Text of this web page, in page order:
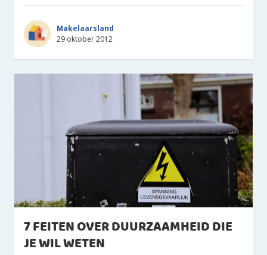
Makelaarsland
29 oktober 2012
7 FEITEN OVER DUURZAAMHEID DIE
JE WIL WETEN